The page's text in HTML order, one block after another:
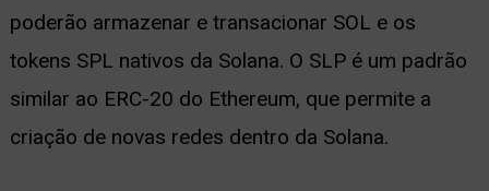
poderão armazenar e transacionar SOL e os
tokens SPL nativos da Solana. O SLP é um padrão
similar ao ERC-20 do Ethereum, que permite a
criação de novas redes dentro da Solana.